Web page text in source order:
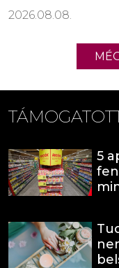
2026.08.08.
5